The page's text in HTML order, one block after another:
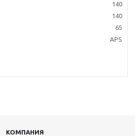
140
140
65
APS
КОМПАНИЯ